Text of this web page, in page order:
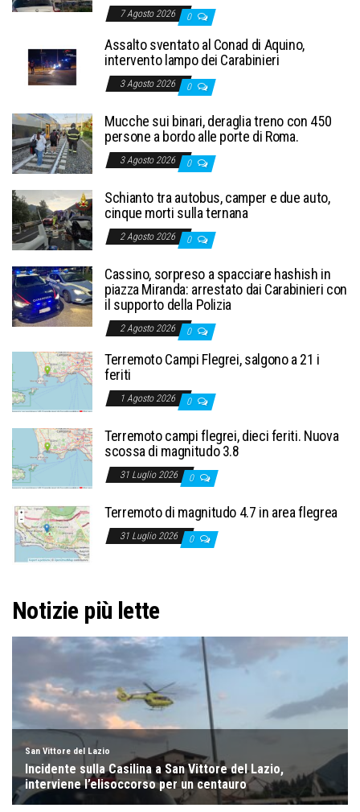
7 Agosto 2026 0
Assalto sventato al Conad di Aquino,
intervento lampo dei Carabinieri
3 Agosto 2026 0
Mucche sui binari, deraglia treno con 450
persone a bordo alle porte di Roma.
3 Agosto 2026 0
Schianto tra autobus, camper e due auto,
cinque morti sulla ternana
2 Agosto 2026 0
Cassino, sorpreso a spacciare hashish in
piazza Miranda: arrestato dai Carabinieri con
il supporto della Polizia
2 Agosto 2026 0
Terremoto Campi Flegrei, salgono a 21 i
feriti
1 Agosto 2026 0
Terremoto campi flegrei, dieci feriti. Nuova
scossa di magnitudo 3.8
31 Luglio 2026 0
Terremoto di magnitudo 4.7 in area flegrea
31 Luglio 2026 0
Notizie più lette